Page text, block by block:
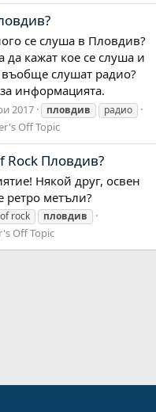
се слуша в Пловдив?
да кажат кое се слуша и
слушат радио?
информацията.
2017 пловдив радио
Off Topic
Rock Пловдив?
Някой друг, освен
ретро метъли?
rock пловдив
Off Topic